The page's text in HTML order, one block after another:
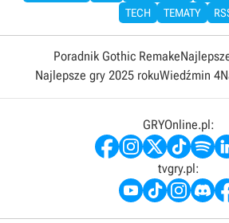
TECH
TEMATY
Poradnik Gothic Remake
Najlepsze gry 2025 rokuWiedźmin 4
GRYOnline.pl:
tvgry.pl: